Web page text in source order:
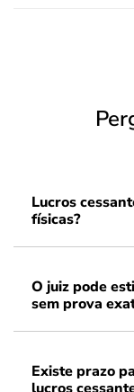
Lucros
físicas?
O juiz pode
sem prova
Existe prazo